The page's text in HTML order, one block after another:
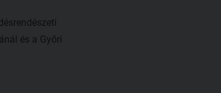
és a Győri